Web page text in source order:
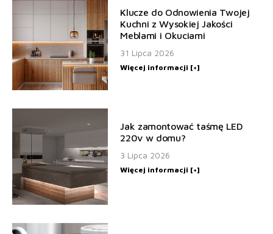
Klucze do Odnowienia Twojej
Kuchni z Wysokiej Jakości
Meblami i Okuciami
31 Lipca 2026
Więcej informacji [+]
Jak zamontować taśmę LED
220v w domu?
3 Lipca 2026
Więcej informacji [+]